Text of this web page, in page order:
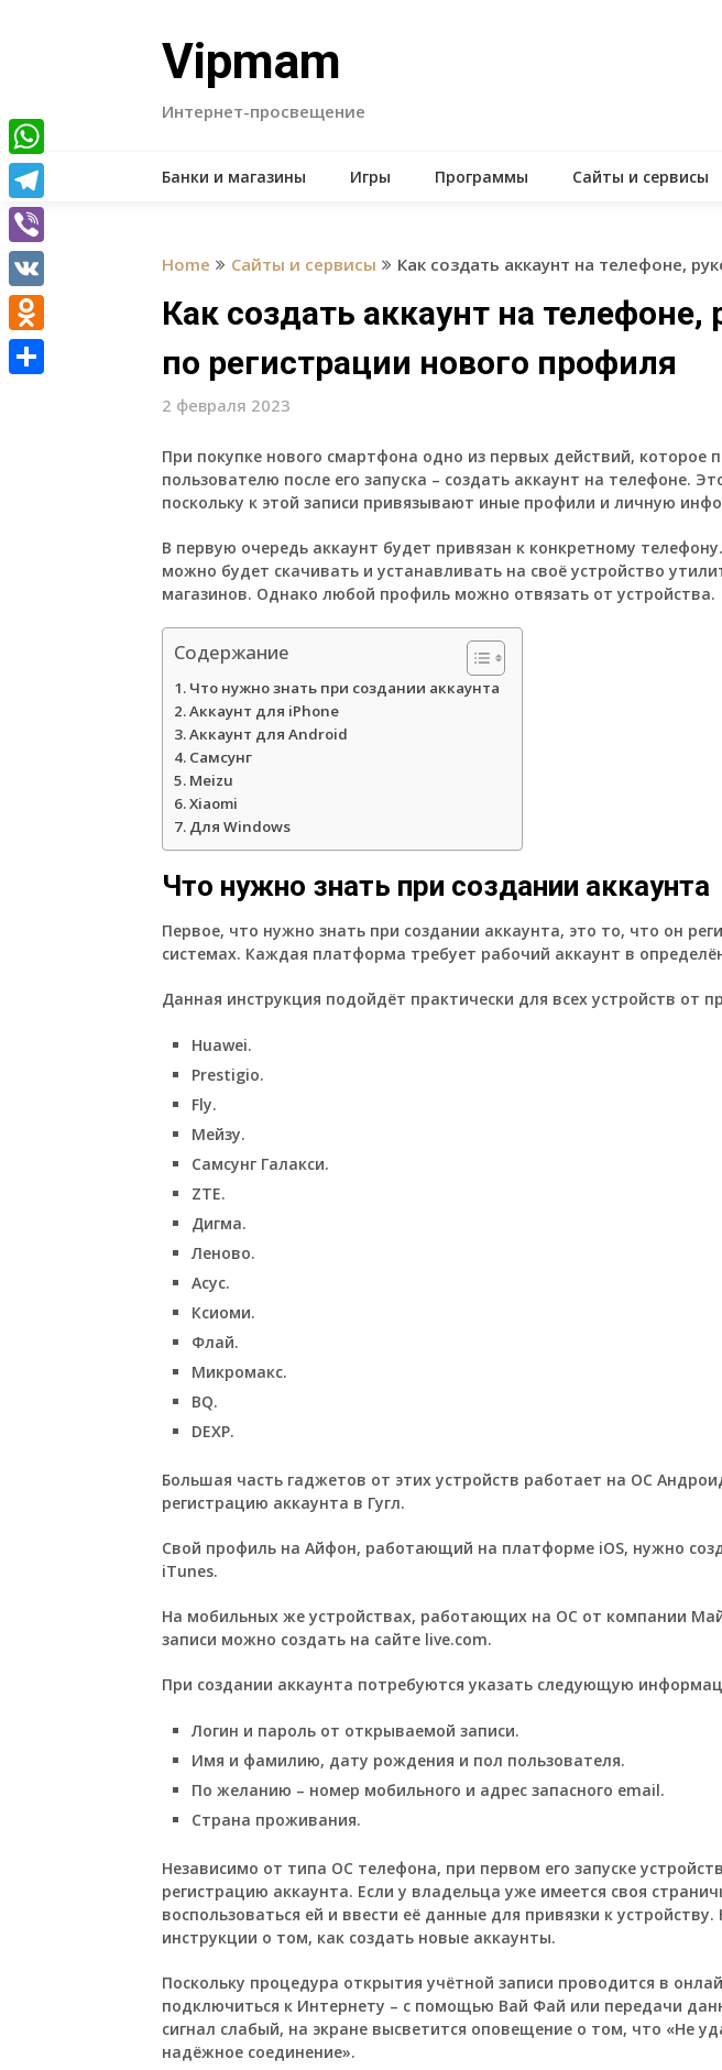
Vipmam
Интернет-просвещение
Банки и магазины Игры Программы Сайты и сервисы
Home Сайты и сервисы Как создать аккаунт на телефоне,
Как создать аккаунт на телефоне,
по регистрации нового профиля
2 февраля 2023
При покупке нового смартфона одно из первых действий, которое
пользователю после его запуска – создать аккаунт на телефоне.
поскольку к этой записи привязывают иные профили и личную
В первую очередь аккаунт будет привязан к конкретному телефону.
можно будет скачивать и устанавливать на своё устройство
магазинов. Однако любой профиль можно отвязать от устройства.
Содержание
Что нужно знать при создании аккаунта
Аккаунт для iPhone
Аккаунт для Android
Самсунг
Meizu
Xiaomi
Для Windows
Что нужно знать при создании аккаунта
Первое, что нужно знать при создании аккаунта, это то, что он
системах. Каждая платформа требует рабочий аккаунт в
Данная инструкция подойдёт практически для всех устройств от
Huawei.
Prestigio.
Fly.
Мейзу.
Самсунг Галакси.
ZTE.
Дигма.
Леново.
Асус.
Ксиоми.
Флай.
Микромакс.
BQ.
DEXP.
Большая часть гаджетов от этих устройств работает на ОС
регистрацию аккаунта в Гугл.
Свой профиль на Айфон, работающий на платформе iOS, нужно
iTunes.
На мобильных же устройствах, работающих на ОС от компании
записи можно создать на сайте live.com.
При создании аккаунта потребуются указать следующую
Логин и пароль от открываемой записи.
Имя и фамилию, дату рождения и пол пользователя.
По желанию – номер мобильного и адрес запасного email.
Страна проживания.
Независимо от типа ОС телефона, при первом его запуске
регистрацию аккаунта. Если у владельца уже имеется своя
воспользоваться ей и ввести её данные для привязки к
инструкции о том, как создать новые аккаунты.
Поскольку процедура открытия учётной записи проводится в
подключиться к Интернету – с помощью Вай Фай или передачи
сигнал слабый, на экране высветится оповещение о том, что «Не
надёжное соединение».
WhatsApp
Telegram
Viber
VK
Odnoklassniki